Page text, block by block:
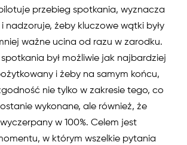
przebieg spotkania, wyznacza
nadzoruje, żeby kluczowe wątki były
ważne ucina od razu w zarodku.
był możliwie jak najbardziej
i żeby na samym końcu,
nie tylko w zakresie tego, co
wykonane, ale również, że
w 100%. Celem jest
w którym wszelkie pytania